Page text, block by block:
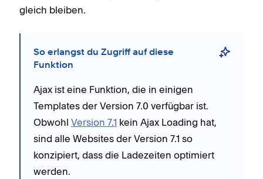
gleich bleiben.
So erlangst du Zugriff auf diese
Funktion
Ajax ist eine Funktion, die in einigen
Templates der Version 7.0 verfügbar ist.
Obwohl Version 7.1 kein Ajax Loading hat,
sind alle Websites der Version 7.1 so
konzipiert, dass die Ladezeiten optimiert
werden.